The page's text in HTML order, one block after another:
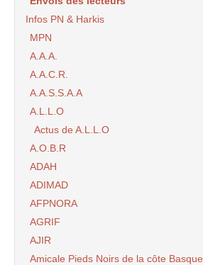
Infos PN & Harkis
MPN
A.A.A.
A.A.C.R.
A.A.S.S.A.A
A.L.L.O
Actus de A.L.L.O
A.O.B.R
ADAH
ADIMAD
AFPNORA
AGRIF
AJIR
Amicale Pieds Noirs de la côte Basque